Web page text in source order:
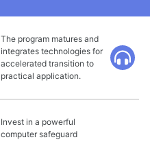
The program matures and
integrates technologies for
accelerated transition to
practical application.
Invest in a powerful
computer safeguard